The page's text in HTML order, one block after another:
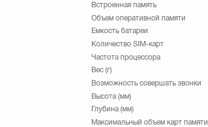
Встроенная память
Объем оперативной памяти
Емкость батареи
Количество SIM-карт
Частота процессора
Вес (г)
Возможность совершать звонки
Высота (мм)
Глубина (мм)
Максимальный объем карт памяти